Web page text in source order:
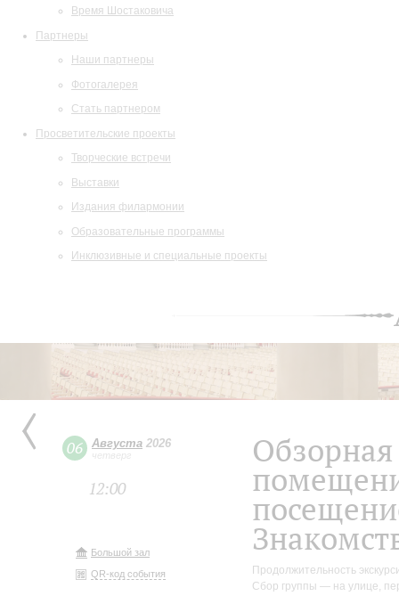
Время Шостаковича
Партнеры
Наши партнеры
Фотогалерея
Стать партнером
Просветительские проекты
Творческие встречи
Выставки
Издания филармонии
Образовательные программы
Инклюзивные и специальные проекты
06 Августа 2026
четверг
12:00
Большой зал
QR-код события
Продолжительность
Сбор группы — на улице,